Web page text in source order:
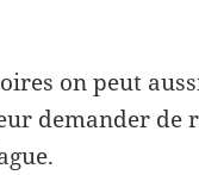
on peut
demander de